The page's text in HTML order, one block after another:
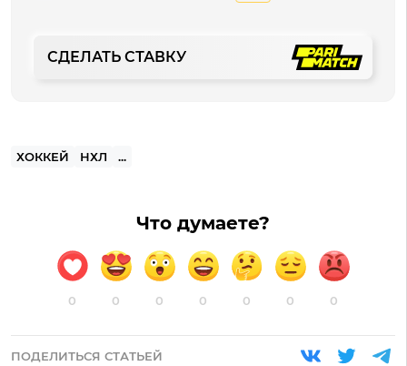
СДЕЛАТЬ СТАВКУ
ХОККЕЙ НХЛ ...
Что думаете?
0 0 0 0 0 0 0
ПОДЕЛИТЬСЯ СТАТЬЕЙ